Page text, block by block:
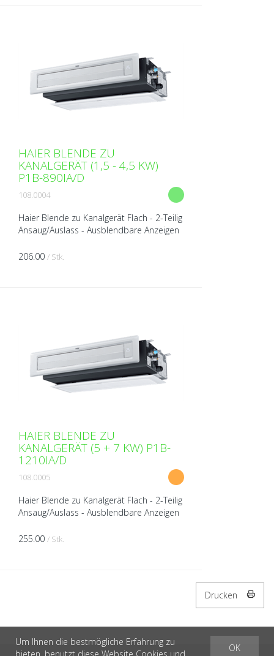
HAIER BLENDE ZU
KANALGERÄT (1,5 - 4,5 KW)
P1B-890IA/D
108.0004
Haier Blende zu Kanalgerät Flach - 2-Teilig
Ansaug/Auslass - Ausblendbare Anzeigen
horizontal/vertikal elektrisch verstellbar -
206.00 / Stk.
HAIER BLENDE ZU
KANALGERÄT (5 + 7 KW) P1B-
1210IA/D
108.0005
Haier Blende zu Kanalgerät Flach - 2-Teilig
Ansaug/Auslass - Ausblendbare Anzeigen
horizontal/vertikal elektrisch verstellbar -
255.00 / Stk.
Drucken
OK
Um Ihnen die bestmögliche Erfahrung zu